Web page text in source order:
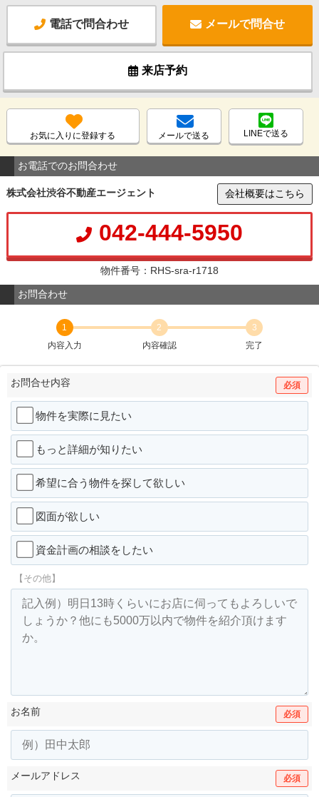
電話で問合わせ メールで問合せ
来店予約
お気に入りに登録する メールで送る LINEで送る
お電話でのお問合わせ
株式会社渋谷不動産エージェント 会社概要はこちら
042-444-5950
物件番号：RHS-sra-r1718
お問合わせ
1
内容入力
2
内容確認
3
完了
お問合せ内容 必須
物件を実際に見たい
もっと詳細が知りたい
希望に合う物件を探して欲しい
図面が欲しい
資金計画の相談をしたい
【その他】
お名前 必須
メールアドレス 必須